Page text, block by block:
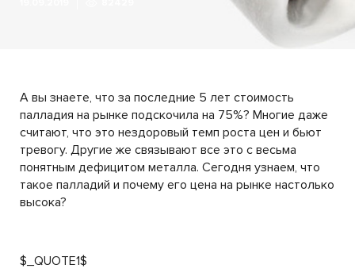
А вы знаете, что за последние 5 лет стоимость
палладия на рынке подскочила на 75%? Многие даже
считают, что это нездоровый темп роста цен и бьют
тревогу. Другие же связывают все это с весьма
понятным дефицитом металла. Сегодня узнаем, что
такое палладий и почему его цена на рынке настолько
высока?
$_QUOTE1$